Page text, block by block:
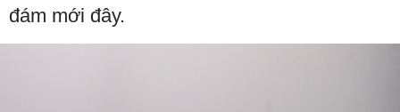
đám mới đây.